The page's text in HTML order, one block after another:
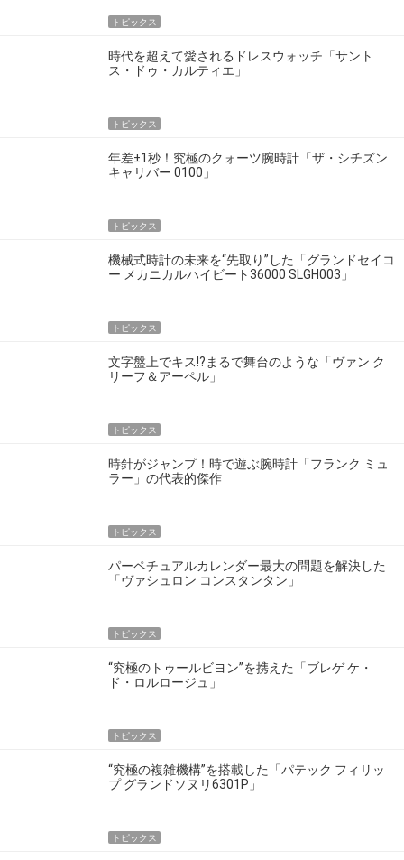
トピックス
時代を超えて愛されるドレスウォッチ「サント
ス・ドゥ・カルティエ」
トピックス
年差±1秒！究極のクォーツ腕時計「ザ・シチズン
キャリバー 0100」
トピックス
機械式時計の未来を“先取り”した「グランドセイコ
ー メカニカルハイビート36000 SLGH003」
トピックス
文字盤上でキス!?まるで舞台のような「ヴァン ク
リーフ＆アーペル」
トピックス
時針がジャンプ！時で遊ぶ腕時計「フランク ミュ
ラー」の代表的傑作
トピックス
パーペチュアルカレンダー最大の問題を解決した
「ヴァシュロン コンスタンタン」
トピックス
“究極のトゥールビヨン”を携えた「ブレゲ ケ・
ド・ロルロージュ」
トピックス
“究極の複雑機構”を搭載した「パテック フィリッ
プ グランドソヌリ6301P」
トピックス